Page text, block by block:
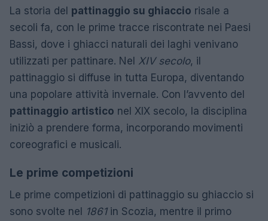
La storia del pattinaggio su ghiaccio risale a
secoli fa, con le prime tracce riscontrate nei Paesi
Bassi, dove i ghiacci naturali dei laghi venivano
utilizzati per pattinare. Nel XIV secolo, il
pattinaggio si diffuse in tutta Europa, diventando
una popolare attività invernale. Con l’avvento del
pattinaggio artistico nel XIX secolo, la disciplina
iniziò a prendere forma, incorporando movimenti
coreografici e musicali.
Le prime competizioni
Le prime competizioni di pattinaggio su ghiaccio si
sono svolte nel 1861in Scozia, mentre il primo